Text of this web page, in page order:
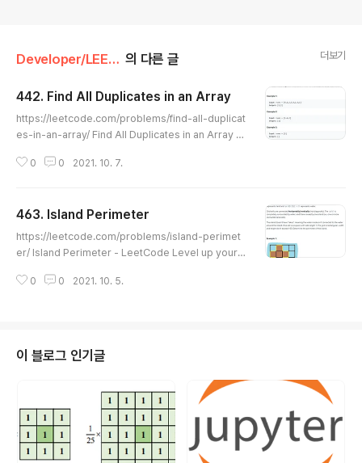
Developer/LEETCODE 의 다른 글 더보기
442. Find All Duplicates in an Array
https://leetcode.com/problems/find-all-duplicat
es-in-an-array/ Find All Duplicates in an Array -
y land a job. This is the best place to expand yo
진 배열에서 중복되는 모든 원소를 반환하라 문제의 제약
사항에 최대 n의 개수는 10^5 개가 들어올 수 있으며 O
(n) 수행시간으로 문제를 풀어야 한다. 단순히 반복문을 두
0 0 2021. 10. 7.
463. Island Perimeter
https://leetcode.com/problems/island-perimet
er/ Island Perimeter - LeetCode Level up your c
st place to expand your knowledge and get pre
기의 배열이 입력으로 들어온다. DFS 를 통하여 1인 지역
내에서 주변에 이어진 섬이 있는지 체크하여 count 변수
0 0 2021. 10. 5.
이 블로그 인기글